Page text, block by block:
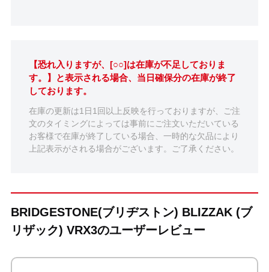
【恐れ入りますが、[○○]は在庫が不足しておりま
す。】と表示される場合、当日確保分の在庫が終了
しております。
在庫の更新は1日1回以上反映を行っておりますが、ご注
文のタイミングによっては事前にご注文いただいている
お客様で在庫が終了している場合、一時的な欠品により
上記表示がされる場合がございます。ご了承ください。
BRIDGESTONE(ブリヂストン) BLIZZAK (ブ
リザック) VRX3のユーザーレビュー